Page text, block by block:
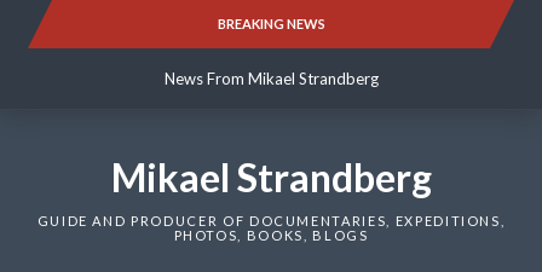
BREAKING NEWS
News From Mikael Strandberg
News From Mikael Strandberg
Mikael Strandberg
GUIDE AND PRODUCER OF DOCUMENTARIES, EXPEDITIONS,
PHOTOS, BOOKS, BLOGS